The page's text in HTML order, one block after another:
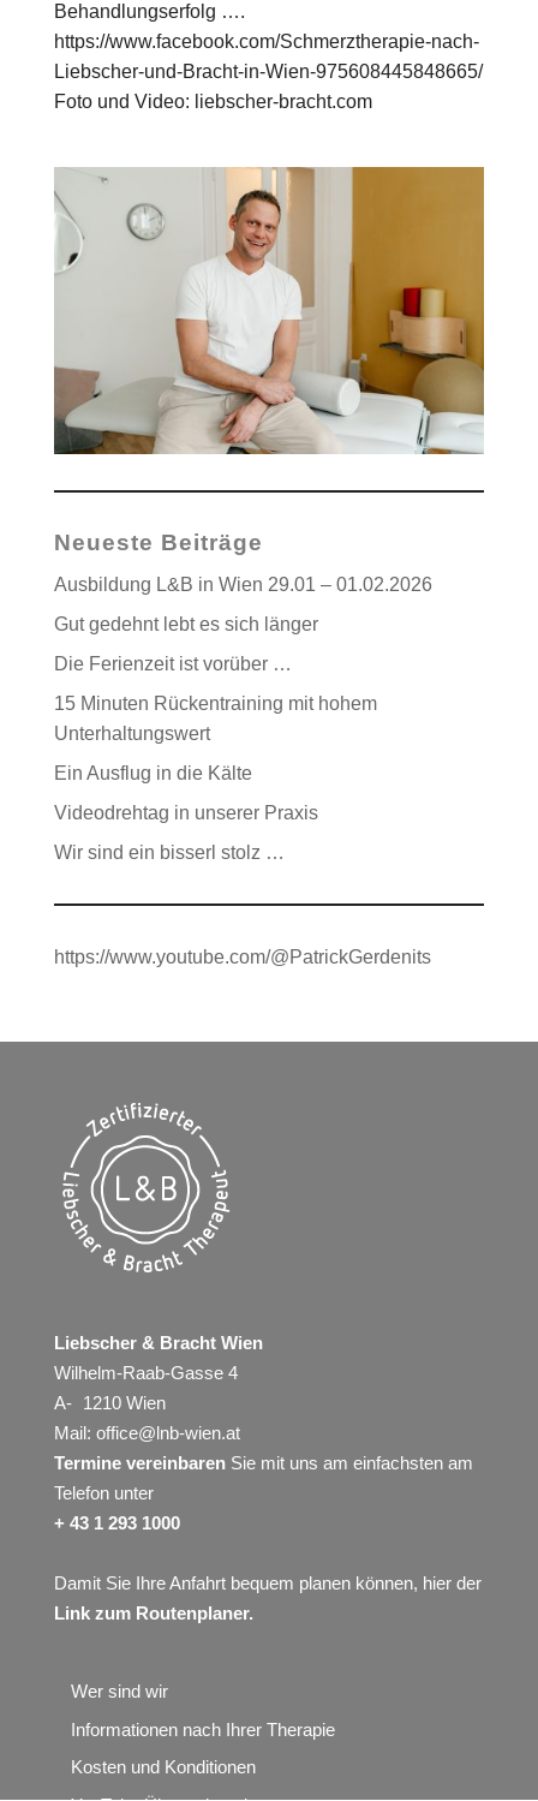
Behandlungserfolg ….
https://www.facebook.com/Schmerztherapie-nach-
Liebscher-und-Bracht-in-Wien-975608445848665/
Foto und Video: liebscher-bracht.com
Neueste Beiträge
Ausbildung L&B in Wien 29.01 – 01.02.2026
Gut gedehnt lebt es sich länger
Die Ferienzeit ist vorüber …
15 Minuten Rückentraining mit hohem
Unterhaltungswert
Ein Ausflug in die Kälte
Videodrehtag in unserer Praxis
Wir sind ein bisserl stolz …
https://www.youtube.com/@PatrickGerdenits
Liebscher & Bracht Wien
Wilhelm-Raab-Gasse 4
A- 1210 Wien
Mail: office@lnb-wien.at
Termine vereinbarenSie mit uns am einfachsten am
Telefon unter
+ 43 1 293 1000
Damit Sie Ihre Anfahrt bequem planen können, hier der
Link zum Routenplaner.
Wer sind wir
Informationen nach Ihrer Therapie
Kosten und Konditionen